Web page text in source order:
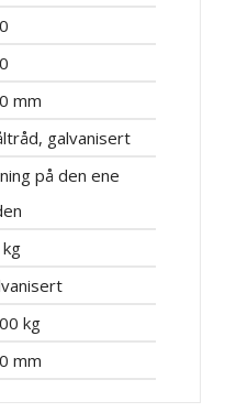
mm
galvanisert
på den ene
kg
mm